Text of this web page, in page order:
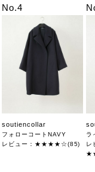
No.4
soutiencollar
フォローコートNAVY
レビュー：★★★★☆(85)
ラ
レ